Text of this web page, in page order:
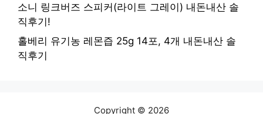
소니 링크버즈 스피커(라이트 그레이) 내돈내산 솔
직후기!
홀베리 유기농 레몬즙 25g 14포, 4개 내돈내산 솔
직후기
Copyright © 2026